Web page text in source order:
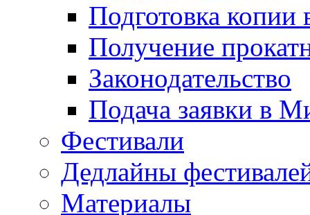
Подготовка копии
Получение
Законодательство
Подача заявки в
Фестивали
Дедлайны
Материалы